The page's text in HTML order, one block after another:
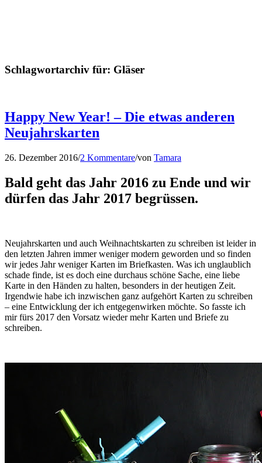
Schlagwortarchiv für: Gläser
Happy New Year! – Die etwas anderen
Neujahrskarten
26. Dezember 2016/2 Kommentare/von Tamara
Bald geht das Jahr 2016 zu Ende und wir
dürfen das Jahr 2017 begrüssen.
Neujahrskarten und auch Weihnachtskarten zu schreiben ist leider in
den letzten Jahren immer weniger modern geworden und so finden
wir jedes Jahr weniger Karten im Briefkasten. Was ich unglaublich
schade finde, ist es doch eine durchaus schöne Sache, eine liebe
Karte in den Händen zu halten, besonders in der heutigen Zeit.
Irgendwie habe ich inzwischen ganz aufgehört Karten zu schreiben
– eine Entwicklung der ich entgegenwirken möchte. So fasste ich
mir fürs 2017 den Vorsatz wieder mehr Karten und Briefe zu
schreiben.